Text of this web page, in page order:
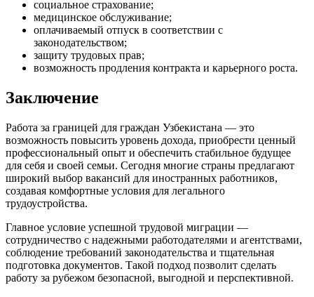
социальное страхование;
медицинское обслуживание;
оплачиваемый отпуск в соответствии с
законодательством;
защиту трудовых прав;
возможность продления контракта и карьерного роста.
Заключение
Работа за границей для граждан Узбекистана — это
возможность повысить уровень дохода, приобрести ценный
профессиональный опыт и обеспечить стабильное будущее
для себя и своей семьи. Сегодня многие страны предлагают
широкий выбор вакансий для иностранных работников,
создавая комфортные условия для легального
трудоустройства.
Главное условие успешной трудовой миграции —
сотрудничество с надежными работодателями и агентствами,
соблюдение требований законодательства и тщательная
подготовка документов. Такой подход позволит сделать
работу за рубежом безопасной, выгодной и перспективной.